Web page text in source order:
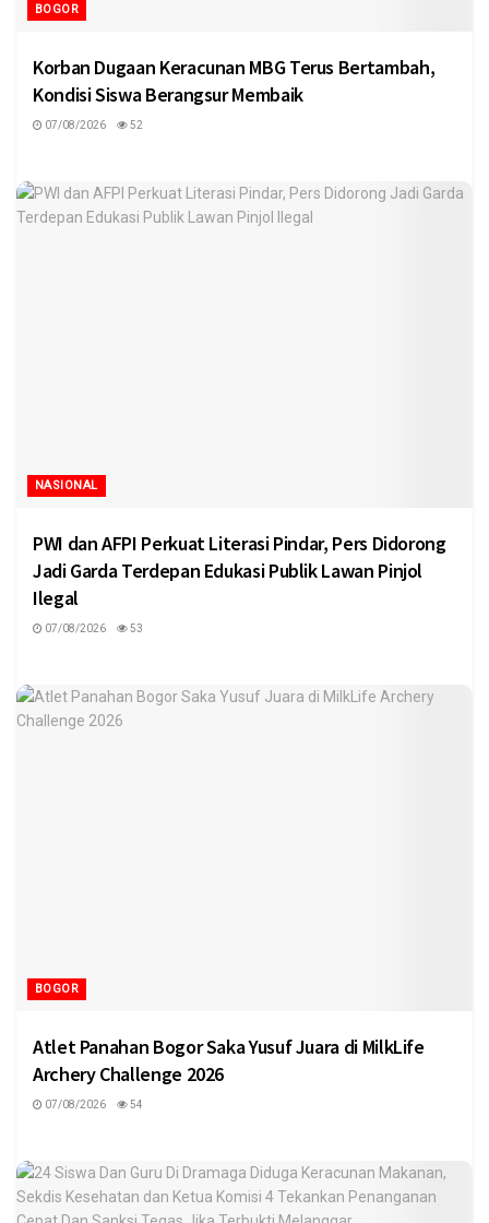
BOGOR
Korban Dugaan Keracunan MBG Terus Bertambah,
Kondisi Siswa Berangsur Membaik
07/08/2026 52
NASIONAL
PWI dan AFPI Perkuat Literasi Pindar, Pers Didorong
Jadi Garda Terdepan Edukasi Publik Lawan Pinjol
Ilegal
07/08/2026 53
BOGOR
Atlet Panahan Bogor Saka Yusuf Juara di MilkLife
Archery Challenge 2026
07/08/2026 54